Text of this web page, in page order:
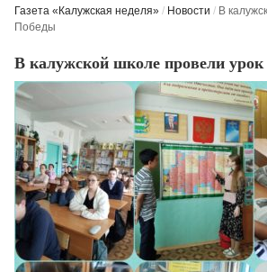
Газета «Калужская неделя» / Новости / В
Победы
В калужской школе провели